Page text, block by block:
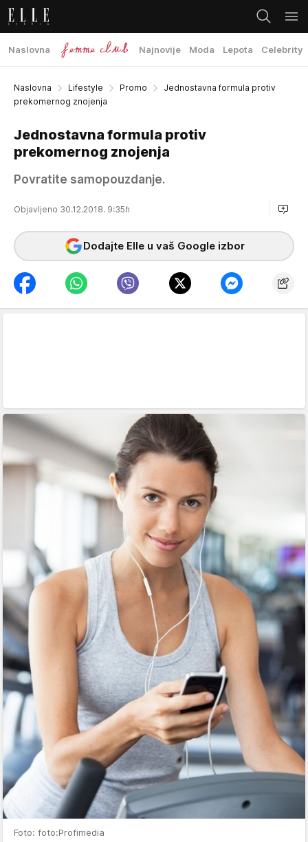
Naslovna Najnovije Moda Lepota Celebrity
Naslovna Lifestyle Promo
Jednostavna formula protiv
prekomernog znojenja
Jednostavna formula protiv
prekomernog znojenja
Povratite samopouzdanje.
Objavljeno 30.12.2018. 9:35h
Dodajte Elle u vaš Google izbor
Foto: foto:Profimedia